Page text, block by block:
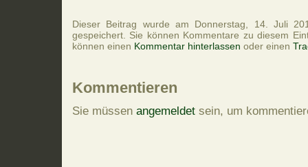
Dieser Beitrag wurde am Donnerstag, 14. Juli
gespeichert. Sie können Kommentare zu diesem
können einen Kommentar hinterlassen oder einen
Kommentieren
Sie müssen angemeldet sein, um